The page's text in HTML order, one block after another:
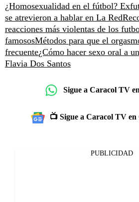
¿Homosexualidad en el fútbol?
se atrevieron a hablar en La Red
reacciones más violentas de los
famososMétodos para que el
frecuente¿Cómo hacer sexo oral a
Flavia Dos Santos
Sigue a Caracol TV
📺 Sigue a Caracol TV en
PUBLICIDAD